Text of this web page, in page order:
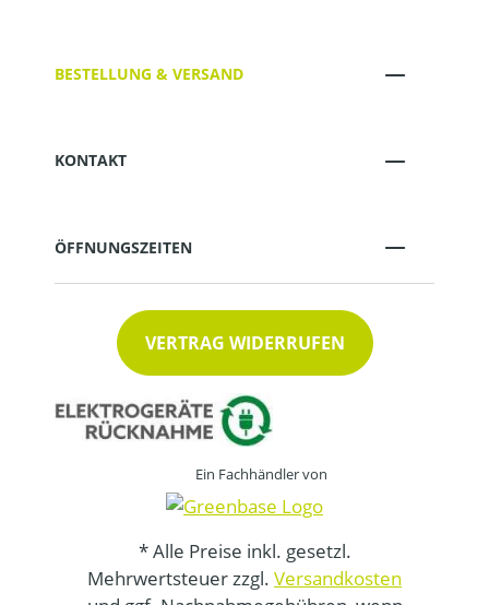
BESTELLUNG & VERSAND
KONTAKT
ÖFFNUNGSZEITEN
VERTRAG WIDERRUFEN
Ein Fachhändler von
* Alle Preise inkl. gesetzl.
Mehrwertsteuer zzgl. Versandkosten